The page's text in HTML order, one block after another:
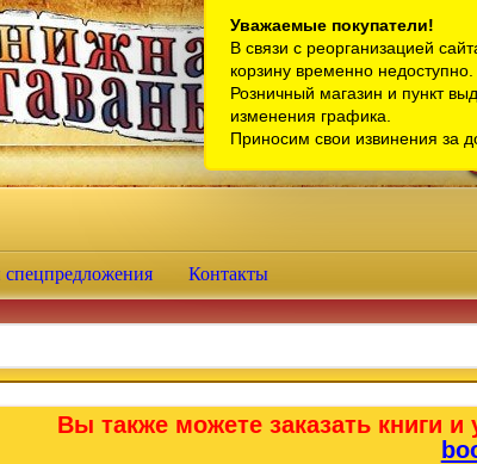
Контакты
Вы также можете заказать книги
Уважаемые покупатели!
В связи с реорганизацией
корзину временно недоступно.
Розничный магазин и пункт
изменения графика.
Приносим свои извинения за